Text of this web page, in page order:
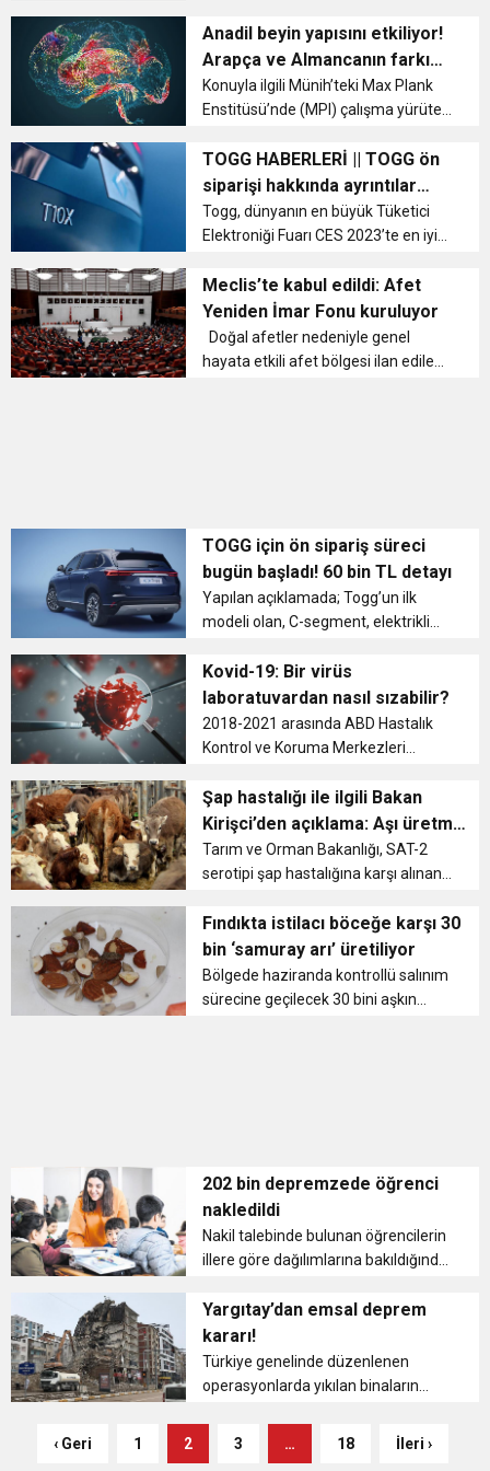
buluşturdu
11:36 Hareketsiz yaşam diyabete neden oluyor
11:32 Dr. Öcük, karın germe estetiği ile ilgili bilgi verdi
10:45 Terör Örgütüne MİT’ten Darbe!
gıda ve enerji krizlerinin adeta kol
kola girdiği; her geçen gün jeopolitik
gerilimlerin k...
Anadil beyin yapısını etkiliyor!
Arapça ve Almancanın farkı
ortaya konuldu
Konuyla ilgili Münih’teki Max Plank
Enstitüsü’nde (MPI) çalışma yürüten
konuşan kişilerin beyin yapılarının
belirgin şekilde farklı olduğu
sonucuna vardı. SADEC...
TOGG HABERLERİ || TOGG ön
siparişi hakkında ayrıntılar
açıklandı!
Togg, dünyanın en büyük Tüketici
Elektroniği Fuarı CES 2023’te en iyi
mobilite alanında küresel teknoloji
markası Togg, dünyanın en büyük
Tüketici E...
Meclis’te kabul edildi: Afet
Yeniden İmar Fonu kuruluyor
Doğal afetler nedeniyle genel
hayata etkili afet bölgesi ilan edilen
TOGG için ön sipariş süreci
bugün başladı! 60 bin TL detayı
Yapılan açıklamada; Togg’un ilk
modeli olan, C-segment, elektrikli
bin lira olarak duyuruldu. 3 farklı
versiyonu bulunacak otomobilin
fiyatı, donanımı ...
Kovid-19: Bir virüs
laboratuvardan nasıl sızabilir?
2018-2021 arasında ABD Hastalık
Kontrol ve Koruma Merkezleri
Çarşamba günü ABD Kongresi’nde
yaptığı konuşmada, koronavirüsün
Çin’deki bir laboratuvardan...
Şap hastalığı ile ilgili Bakan
Kirişci’den açıklama: Aşı üretme
çalışmaları tamamlandı
Tarım ve Orman Bakanlığı, SAT-2
serotipi şap hastalığına karşı alınan
Bakanlığın açıklamasında şu bilgiler
verildi: “Irak’ta şap hastalığıyla ilgili
gelişme...
Fındıkta istilacı böceğe karşı 30
bin ‘samuray arı’ üretiliyor
Bölgede haziranda kontrollü salınım
sürecine geçilecek 30 bini aşkın
202 bin depremzede öğrenci
nakledildi
Nakil talebinde bulunan öğrencilerin
illere göre dağılımlarına bakıldığında
dışındaki 71 ilin hepsine farklı sayıda
öğrenci naklinin yapıldığına dikkat
çeken Özer, şu bil...
Yargıtay’dan emsal deprem
kararı!
Türkiye genelinde düzenlenen
operasyonlarda yıkılan binaların
müteahhit tutuklandı. Depremde
‹ Geri 1 2 3 … 18 İleri ›